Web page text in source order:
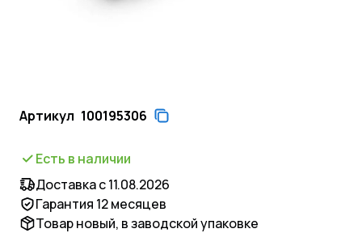
Артикул 100195306
Есть в наличии
Доставка с 11.08.2026
Гарантия 12 месяцев
Товар новый, в заводской упаковке